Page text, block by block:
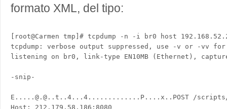
formato XML, del tipo:
[root@Carmen tmp]# tcpdump -n -i br0 host
tcpdump: verbose output suppressed, use -v or -vv
listening on br0, link-type EN10MB (Ethernet),
-snip-
E.....@.@..t..4...4.............P....x..POST /scripts/
Host: 212.179.58.186:8080